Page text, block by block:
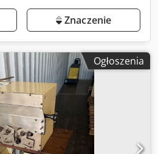
Znaczenie
Ogłoszenia